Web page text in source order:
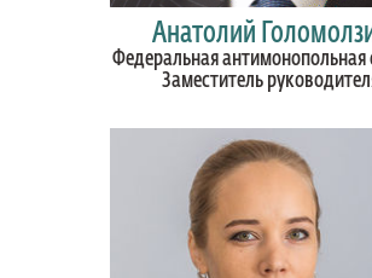
Анатолий
Федеральная антимонопольная
Заместитель